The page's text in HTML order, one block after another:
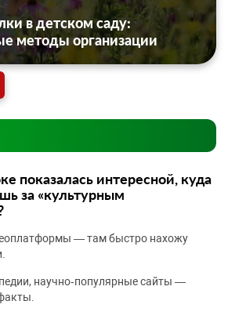
в детском саду:
методы организации
показалась интересной, куда
за «культурным
— там быстро нахожу
научно‑популярные сайты —